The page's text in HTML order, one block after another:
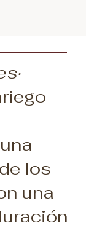
los
una